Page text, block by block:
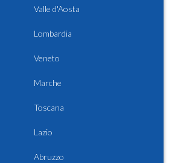
Valle d'Aosta
Lombardia
Veneto
Marche
Toscana
Lazio
Abruzzo